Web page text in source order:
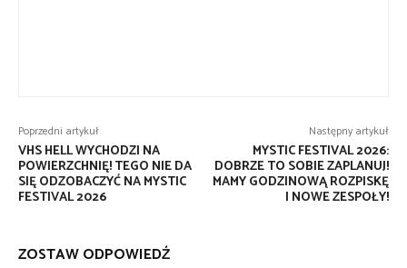
Poprzedni artykuł
VHS HELL WYCHODZI NA
POWIERZCHNIĘ! TEGO NIE DA
SIĘ ODZOBACZYĆ NA MYSTIC
FESTIVAL 2026
Następny artykuł
MYSTIC FESTIVAL 2026:
DOBRZE TO SOBIE ZAPLANUJ!
MAMY GODZINOWĄ ROZPISKĘ
I NOWE ZESPOŁY!
ZOSTAW ODPOWIEDŹ